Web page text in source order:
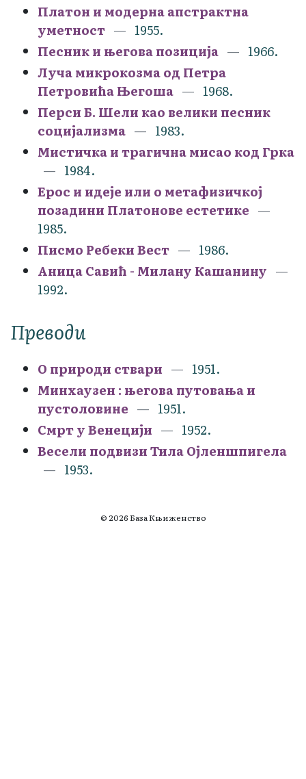
Платон и модерна апстрактна
уметност
1955.
Песник и његова позиција
1966.
Луча микрокозма од Петра
Петровића Његоша
1968.
Перси Б. Шели као велики песник
социјализма
1983.
Мистичка и трагична мисао код Грка
1984.
Ерос и идеје или о метафизичкој
позадини Платонове естетике
1985.
Писмо Ребеки Вест
1986.
Аница Савић - Милану Кашанину
1992.
Преводи
О природи ствари
1951.
Минхаузен : његова путовања и
пустоловине
1951.
Смрт у Венецији
1952.
Весели подвизи Тила Ојленшпигела
1953.
© 2026 База Књиженство